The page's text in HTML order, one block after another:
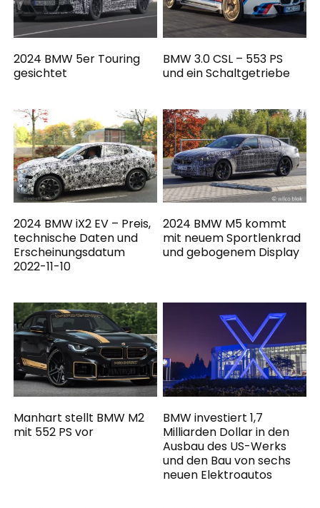
2024 BMW 5er Touring
gesichtet
BMW 3.0 CSL – 553 PS
und ein Schaltgetriebe
2024 BMW iX2 EV – Preis,
technische Daten und
Erscheinungsdatum
2022-11-10
2024 BMW M5 kommt
mit neuem Sportlenkrad
und gebogenem Display
Manhart stellt BMW M2
mit 552 PS vor
BMW investiert 1,7
Milliarden Dollar in den
Ausbau des US-Werks
und den Bau von sechs
neuen Elektroautos